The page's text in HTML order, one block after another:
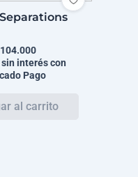
interés con
Pago